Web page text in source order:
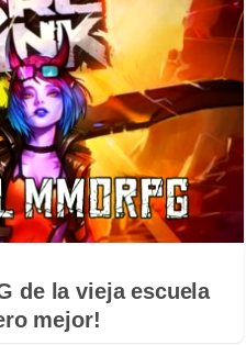
de la vieja escuela
mejor!